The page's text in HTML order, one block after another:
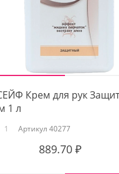
Крем для рук
1 л
1 Артикул 40277
889.70 ₽